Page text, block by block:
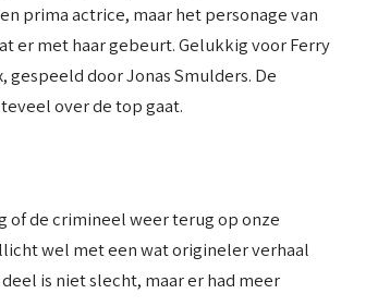
prima actrice, maar het personage van
er met haar gebeurt. Gelukkig voor Ferry
door Jonas Smulders. De
over de top gaat.
of de crimineel weer terug op onze
wel met een wat origineler verhaal
is niet slecht, maar er had meer